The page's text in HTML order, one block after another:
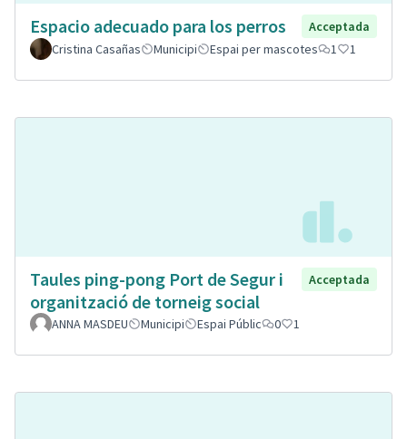
Espacio adecuado para los perros
Acceptada
Cristina Casañas
Municipi Espai per mascotes 1 1
Taules ping-pong Port de Segur i
organització de torneig social
Acceptada
ANNA MASDEU Municipi Espai Públic 0 1